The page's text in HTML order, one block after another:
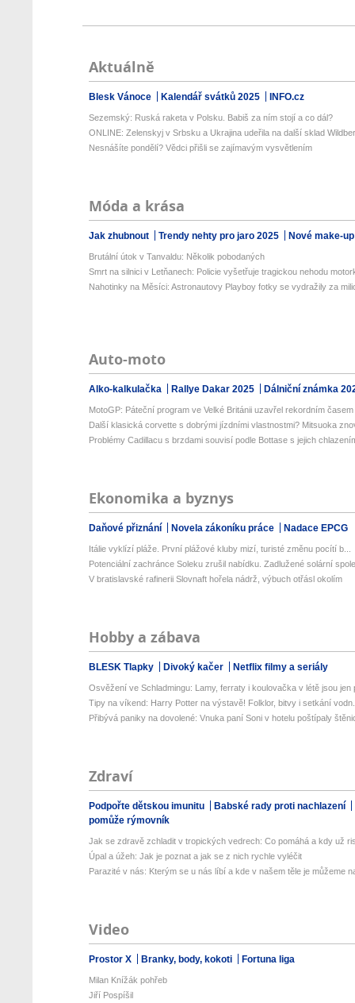
Aktuálně
Blesk Vánoce Kalendář svátků 2025 INFO.cz
Sezemský: Ruská raketa v Polsku. Babiš za ním stojí a co dál?
ONLINE: Zelenskyj v Srbsku a Ukrajina udeřila na další sklad
Nesnášíte pondělí? Vědci přišli se zajímavým vysvětlením
Móda a krása
Jak zhubnout Trendy nehty pro jaro 2025 Nové make-
Brutální útok v Tanvaldu: Několik pobodaných
Smrt na silnici v Letňanech: Policie vyšetřuje tragickou nehodu
Nahotinky na Měsíci: Astronautovy Playboy fotky se vydražily za
Auto-moto
Alko-kalkulačka Rallye Dakar 2025 Dálniční známka
MotoGP: Páteční program ve Velké Británii uzavřel rekordním
Další klasická corvette s dobrými jízdními vlastnostmi? Mitsuoka
Problémy Cadillacu s brzdami souvisí podle Bottase s jejich
Ekonomika a byznys
Daňové přiznání Novela zákoníku práce Nadace EPCG
Itálie vyklízí pláže. První plážové kluby mizí, turisté změnu pocítí b...
Potenciální zachránce Soleku zrušil nabídku. Zadlužené solární
V bratislavské rafinerii Slovnaft hořela nádrž, výbuch otřásl okolím
Hobby a zábava
BLESK Tlapky Divoký kačer Netflix filmy a seriály
Osvěžení ve Schladmingu: Lamy, ferraty i koulovačka v létě jsou jen
Tipy na víkend: Harry Potter na výstavě! Folklor, bitvy i setkání
Přibývá paniky na dovolené: Vnuka paní Soni v hotelu poštípaly
Zdraví
Podpořte dětskou imunitu
Babské rady proti nachlazení
pomůže rýmovník
Jak se zdravě zchladit v tropických vedrech: Co pomáhá a kdy už
Úpal a úžeh: Jak je poznat a jak se z nich rychle vyléčit
Parazité v nás: Kterým se u nás líbí a kde v našem těle je můžeme
Video
Prostor X Branky, body, kokoti Fortuna liga
Milan Knížák pohřeb
Jiří Pospíšil